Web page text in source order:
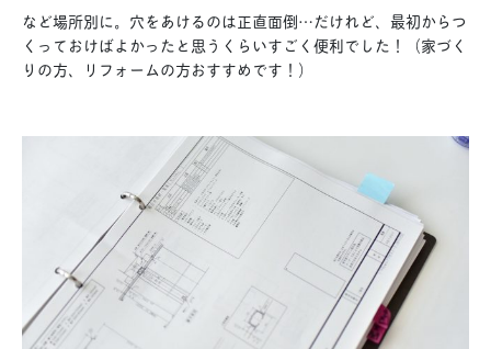
など場所別に。穴をあけるのは正直面倒…だけれど、最初からつ
くっておけばよかったと思うくらいすごく便利でした！（家づく
りの方、リフォームの方おすすめです！）